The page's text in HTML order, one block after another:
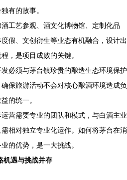
有的故事。
酒工艺参观、酒文化博物馆、定制化品
假、文创衍生等业态有机融合，设计出
，是项目成败的关键。
发必须与茅台镇珍贵的酿造生态环境保护
保旅游活动不会对核心酿酒环境造成负
的统一。
运营需要专业的团队和模式，与白酒主业
相对独立专业化运作。如何将茅台在消
的优势，是一大挑战。
机遇与挑战并存